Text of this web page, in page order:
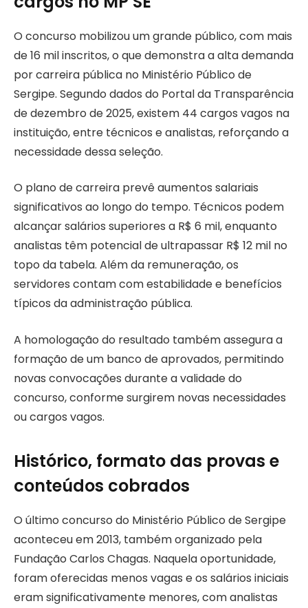
O concurso mobilizou um grande público, com mais
de 16 mil inscritos, o que demonstra a alta demanda
por carreira pública no Ministério Público de
Sergipe. Segundo dados do Portal da Transparência
de dezembro de 2025, existem 44 cargos vagos na
instituição, entre técnicos e analistas, reforçando a
necessidade dessa seleção.
O plano de carreira prevê aumentos salariais
significativos ao longo do tempo. Técnicos podem
alcançar salários superiores a R$ 6 mil, enquanto
analistas têm potencial de ultrapassar R$ 12 mil no
topo da tabela. Além da remuneração, os
servidores contam com estabilidade e benefícios
típicos da administração pública.
A homologação do resultado também assegura a
formação de um banco de aprovados, permitindo
novas convocações durante a validade do
concurso, conforme surgirem novas necessidades
ou cargos vagos.
Histórico, formato das provas e
conteúdos cobrados
O último concurso do Ministério Público de Sergipe
aconteceu em 2013, também organizado pela
Fundação Carlos Chagas. Naquela oportunidade,
foram oferecidas menos vagas e os salários iniciais
eram significativamente menores, com analistas